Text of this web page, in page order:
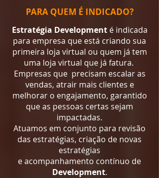
PARA QUEM É INDICADO?
Estratégia Developmenté indicada
para empresa que está criando sua
primeira loja virtual ou quem já tem
uma loja virtual que já fatura.
Empresas que precisam escalar as
vendas, atrair mais clientes e
melhorar o engajamento, garantido
que as pessoas certas sejam
impactadas.
Atuamos em conjunto para revisão
das estratégias, criação de novas
estratégias
e acompanhamento contínuo de
Development.